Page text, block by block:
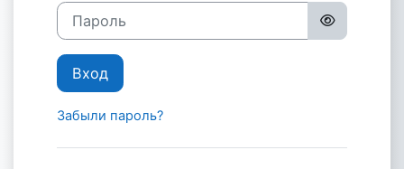
Пароль
Вход
Забыли пароль?